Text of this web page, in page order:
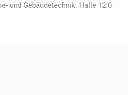
und Gebäudetechnik. Halle 12.0 –